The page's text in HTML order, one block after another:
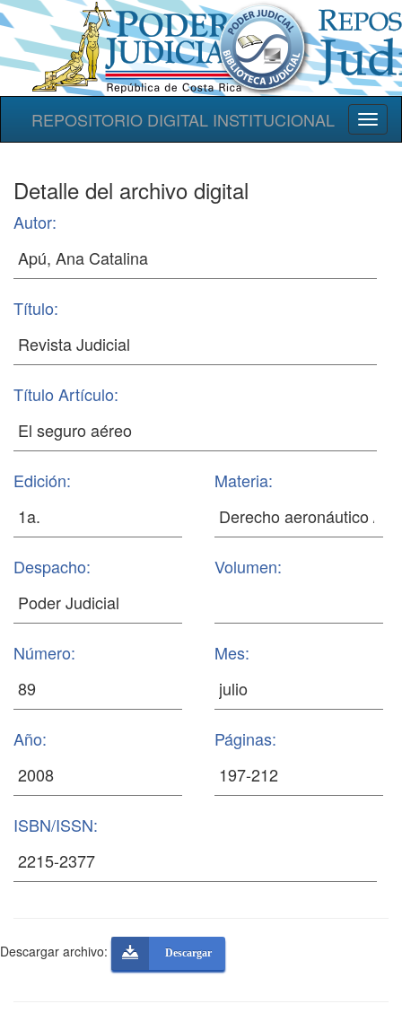
REPOSITORIO DIGITAL INSTITUCIONAL
Detalle del archivo digital
Autor:
Título:
Título Artículo:
Edición: Materia:
Despacho: Volumen:
Número: Mes:
Año: Páginas:
ISBN/ISSN:
Descargar archivo: Descargar